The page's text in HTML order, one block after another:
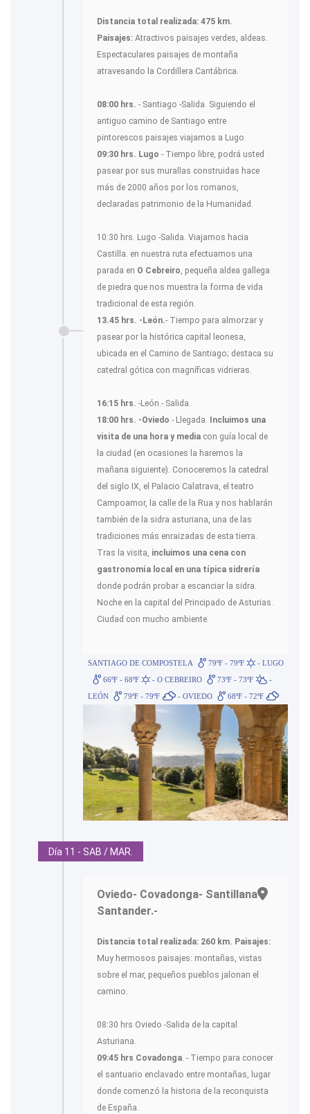
Distancia total realizada: 475 km.
Paisajes: Atractivos paisajes verdes, aldeas.
Espectaculares paisajes de montaña
atravesando la Cordillera Cantábrica.
08:00 hrs. - Santiago -Salida. Siguiendo el
antiguo camino de Santiago entre
pintorescos paisajes viajamos a Lugo.
09:30 hrs. Lugo - Tiempo libre, podrá usted
pasear por sus murallas construidas hace
más de 2000 años por los romanos,
declaradas patrimonio de la Humanidad.
10:30 hrs. Lugo -Salida. Viajamos hacia
Castilla. en nuestra ruta efectuamos una
parada en O Cebreiro, pequeña aldea gallega
de piedra que nos muestra la forma de vida
tradicional de esta región.
13.45 hrs. -León.- Tiempo para almorzar y
pasear por la histórica capital leonesa,
ubicada en el Camino de Santiago; destaca su
catedral gótica con magníficas vidrieras.
16:15 hrs. -León.- Salida.
18:00 hrs. -Oviedo - Llegada. Incluimos una
visita de una hora y media con guía local de
la ciudad (en ocasiones la haremos la
mañana siguiente). Conoceremos la catedral
del siglo IX, el Palacio Calatrava, el teatro
Campoamor, la calle de la Rua y nos hablarán
también de la sidra asturiana, una de las
tradiciones más enraizadas de esta tierra.
Tras la visita, incluimos una cena con
gastronomía local en una típica sidrería
donde podrán probar a escanciar la sidra.
Noche en la capital del Principado de Asturias.
Ciudad con mucho ambiente.
SANTIAGO DE COMPOSTELA 79ºF - 79ºF
- LUGO
66ºF - 68ºF
- O CEBREIRO 73ºF - 73ºF
-
LEÓN
79ºF - 79ºF - OVIEDO 68ºF - 72ºF
Día 11 - SAB / MAR.
Oviedo- Covadonga- Santillana-
Santander.-
Distancia total realizada: 260 km. Paisajes:
Muy hermosos paisajes: montañas, vistas
sobre el mar, pequeños pueblos jalonan el
camino.
08:30 hrs Oviedo -Salida de la capital
Asturiana.
09:45 hrs Covadonga. - Tiempo para conocer
el santuario enclavado entre montañas, lugar
donde comenzó la historia de la reconquista
de España.